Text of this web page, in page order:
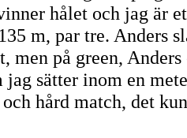
hålet och jag är
m, par tre. Anders
men på green,
jag sätter inom en
hård match, det